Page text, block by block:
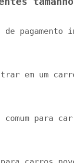
pagamento
em um
comum para